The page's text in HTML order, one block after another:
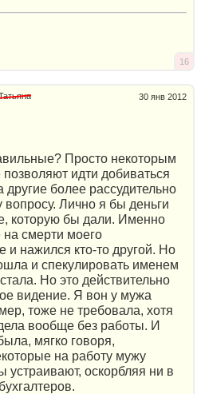
16
30 янв 2012
Просто некоторым
идти добиваться
другие более рассудительно
вопросу. Лично я бы деньги
которую бы дали. Именно
на смерти моего
и нажился кто-то другой. Но
и спекулировать именем
Но это действительно
видение. Я вон у мужа
тоже не требовала, хотя
вообще без работы. И
мягко говоря,
на работу мужу
устраивают, оскорбляя ни в